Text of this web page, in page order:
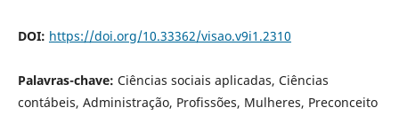
DOI: https://doi.org/10.33362/visao.v9i1.2310
Palavras-chave: Ciências sociais aplicadas, Ciências
contábeis, Administração, Profissões, Mulheres, Preconceito